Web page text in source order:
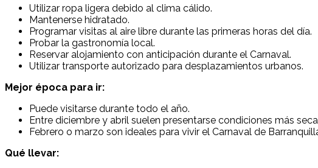
Utilizar ropa ligera debido al clima cálido.
Mantenerse hidratado.
Programar visitas al aire libre durante las primeras horas del día.
Probar la gastronomía local.
Reservar alojamiento con anticipación durante el Carnaval.
Utilizar transporte autorizado para desplazamientos urbanos.
Mejor época para ir:
Puede visitarse durante todo el año.
Entre diciembre y abril suelen presentarse condiciones más
Febrero o marzo son ideales para vivir el Carnaval de
Qué llevar: